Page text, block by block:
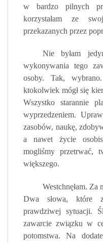
w bardzo pilnych
korzystałam ze
przekazanych przez
Nie byłam
wykonywania tego
osoby. Tak,
ktokolwiek mógł się
Wszystko starannie
wyprzedzeniem.
zasobów, naukę,
a nawet życie
mogliśmy przetrwać,
większego.
Westchnęłam. Za
Dwa słowa, które
prawdziwej sytuacji.
zawarcie związku w
potomstwa. Na